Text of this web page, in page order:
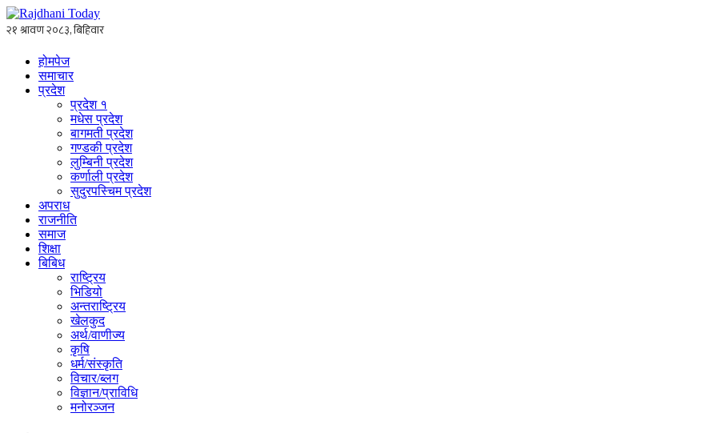
होमपेज
समाचार
प्रदेश
प्रदेश १
मधेस प्रदेश
बागमती प्रदेश
गण्डकी प्रदेश
लुम्बिनी प्रदेश
कर्णाली प्रदेश
सुदुरपस्चिम प्रदेश
अपराध
राजनीति
समाज
शिक्षा
बिबिध
राष्ट्रिय
भिडियो
अन्तराष्ट्रिय
खेलकुद
अर्थ/वाणीज्य
कृषि
धर्म/संस्कृति
विचार/ब्लग
विज्ञान/प्राविधि
मनोरञ्जन